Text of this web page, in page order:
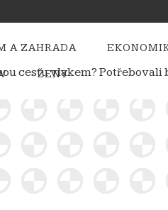
cestu vlakem?
A ZAHRADA
ŽENY